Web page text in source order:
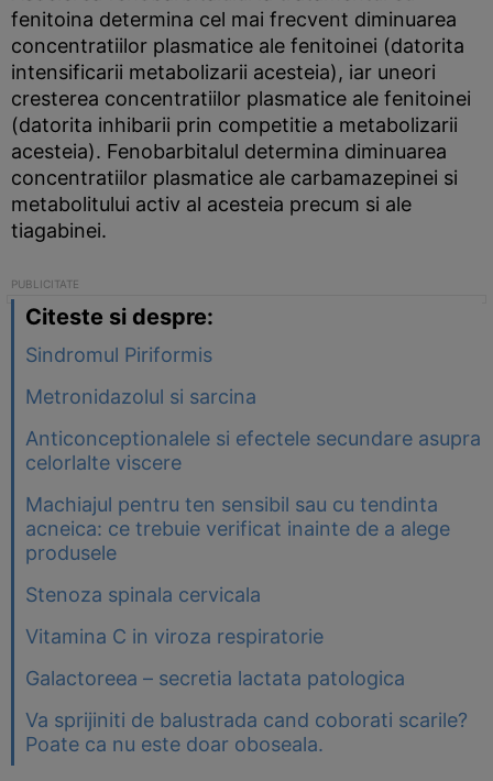
fenitoina determina cel mai frecvent diminuarea
concentratiilor plasmatice ale fenitoinei (datorita
intensificarii metabolizarii acesteia), iar uneori
cresterea concentratiilor plasmatice ale fenitoinei
(datorita inhibarii prin competitie a metabolizarii
acesteia). Fenobarbitalul determina diminuarea
concentratiilor plasmatice ale carbamazepinei si
metabolitului activ al acesteia precum si ale
tiagabinei.
Citeste si despre:
Sindromul Piriformis
Metronidazolul si sarcina
Anticonceptionalele si efectele secundare asupra
celorlalte viscere
Machiajul pentru ten sensibil sau cu tendinta
acneica: ce trebuie verificat inainte de a alege
produsele
Stenoza spinala cervicala
Vitamina C in viroza respiratorie
Galactoreea – secretia lactata patologica
Va sprijiniti de balustrada cand coborati scarile?
Poate ca nu este doar oboseala.